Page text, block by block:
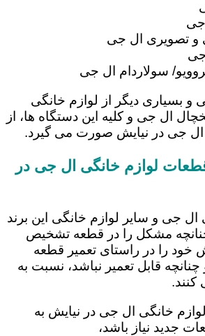
جی
تصویری ال جی
جی
سولاردام ال جی
و بسیاری دیگر از لوازم خانگی
ال جی و کلیه این دستگاه ها، از
جی در نیایش صورت می گیرد.
لوازم خانگی ال جی در
جی و سایر لوازم خانگی این برند
مشکل را در قطعه تشخیص
خود را در راستای تعمیر قطعه
قابل تعمیر نباشد، نسبت به
کنند.
لوازم خانگی ال جی در نیایش به
جدید نیاز باشد،